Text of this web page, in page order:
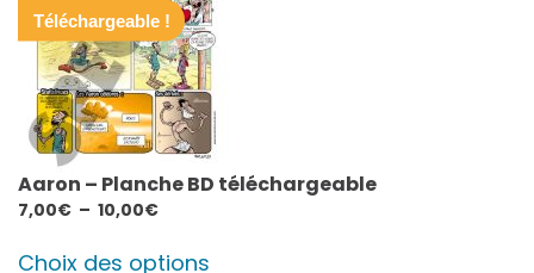
Téléchargeable !
Aaron – Planche BD téléchargeable
7,00€ – 10,00€Plage
prix :
Choix des options